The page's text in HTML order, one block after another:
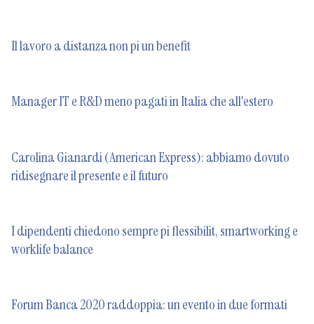
Il lavoro a distanza non pi un benefit
Manager IT e R&D meno pagati in Italia che all'estero
Carolina Gianardi (American Express): abbiamo dovuto
ridisegnare il presente e il futuro
I dipendenti chiedono sempre pi flessibilit, smartworking e
worklife balance
Forum Banca 2020 raddoppia: un evento in due formati